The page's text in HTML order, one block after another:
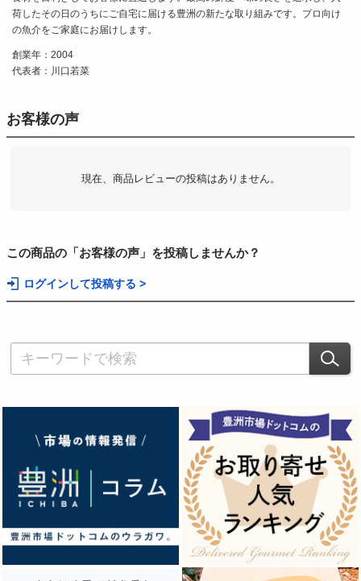
荷したその日のうちにご自宅に届ける豊洲の新たな取り組みです。プロ向け
の魚介をご家庭にお届けします。
創業年：2004
代表者：川口若菜
お客様の声
現在、商品レビューの投稿はありません。
この商品の「お客様の声」を投稿しませんか？
ログインして投稿する >